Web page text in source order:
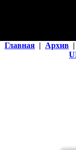
Главная | Архив |